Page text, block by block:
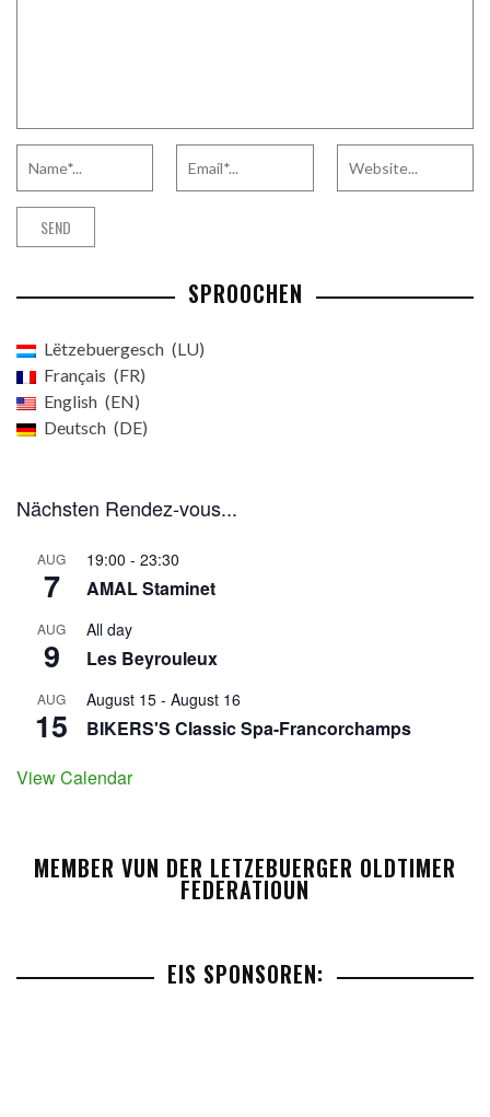
SPROOCHEN
Lëtzebuergesch
LU
Français
FR
English
EN
Deutsch
DE
Nächsten Rendez-vous...
AUG
7
19:00 - 23:30
AMAL Staminet
AUG
9
All day
Les Beyrouleux
AUG
15
August 15 - August 16
BIKERS'S Classic Spa-Francorchamps
View Calendar
MEMBER VUN DER LETZEBUERGER OLDTIMER
FEDERATIOUN
EIS SPONSOREN: